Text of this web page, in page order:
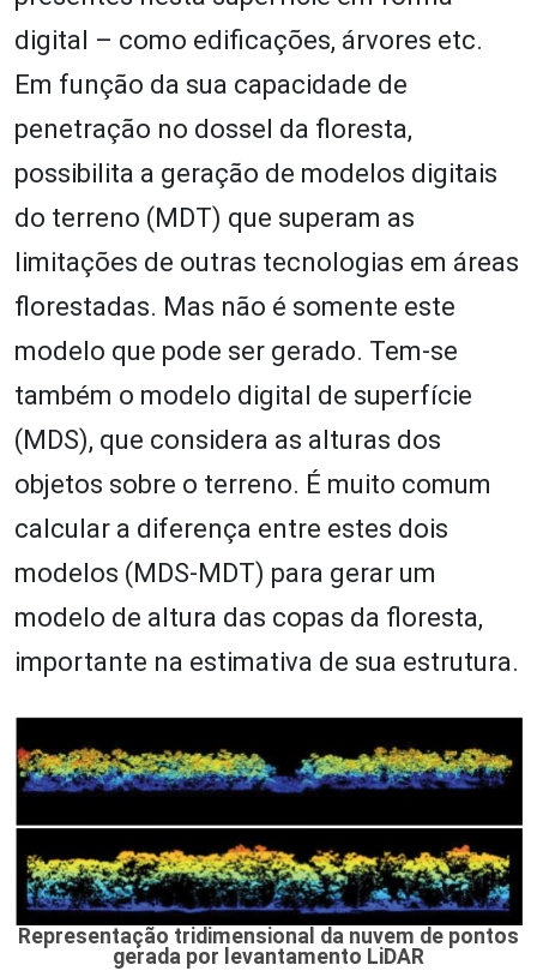
digital – como edificações, árvores etc.
Em função da sua capacidade de
penetração no dossel da floresta,
possibilita a geração de modelos digitais
do terreno (MDT) que superam as
limitações de outras tecnologias em áreas
florestadas. Mas não é somente este
modelo que pode ser gerado. Tem-se
também o modelo digital de superfície
(MDS), que considera as alturas dos
objetos sobre o terreno. É muito comum
calcular a diferença entre estes dois
modelos (MDS-MDT) para gerar um
modelo de altura das copas da floresta,
importante na estimativa de sua estrutura.
Representação tridimensional da nuvem de pontos
gerada por levantamento LiDAR